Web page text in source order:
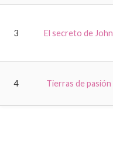
3 El secreto de John
4 Tierras de pasión